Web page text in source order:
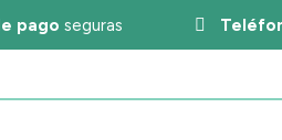
pago seguras